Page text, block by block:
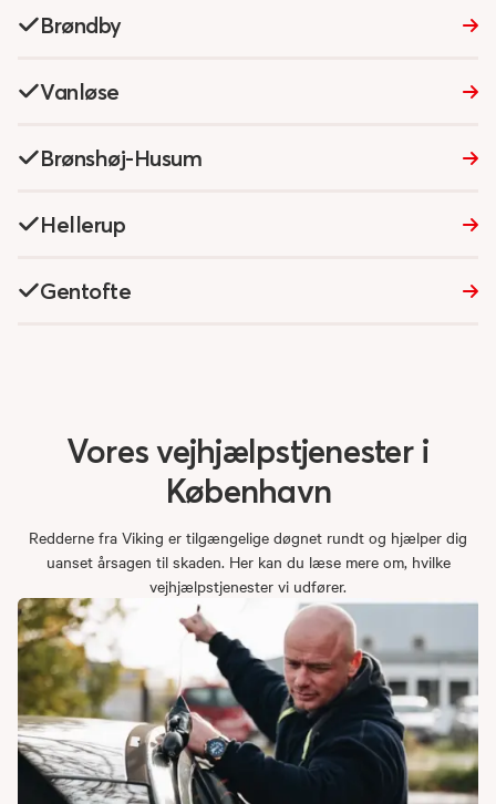
Brøndby
Vanløse‎
Brønshøj-Husum‎
Hellerup
Gentofte
Voresvejhjælpstjenester i
København
Redderne fra Viking er tilgængelige døgnet rundt og hjælper dig
uanset årsagen til skaden. Her kan du læse mere om, hvilke
vejhjælpstjenester vi udfører.